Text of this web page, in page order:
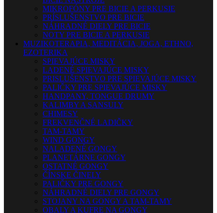
MIKROFÓNY PRE BICIE A PERKUSIE
PRÍSLUŠENSTVO PRE BICIE
NÁHRADNÉ DIELY PRE BICIE
NOTY PRE BICIE A PERKUSIE
MUZIKOTERAPIA, MEDITÁCIA, JOGA, ETHNO,
EZOTERIKA
SPIEVAJÚCE MISKY
LADENÉ SPIEVAJÚCE MISKY
PRISLUŠENSTVO PRE SPIEVAJÚCE MISKY
PALIČKY PRE SPIEVAJÚCE MISKY
HANDPANY, TONGUE DRUMY
KALIMBY A SANSULY
CHIMESY
FREKVENČNÉ LADIČKY
TAM-TAMY
WIND GONGY
NALADENÉ GONGY
PLANETÁRNE GONGY
OSTATNÉ GONGY
ČÍNSKE ČINELY
PALIČKY PRE GONGY
NÁHRADNÉ DIELY PRE GONGY
STOJANY NA GONGY A TAM-TAMY
OBALY A KUFRE NA GONGY